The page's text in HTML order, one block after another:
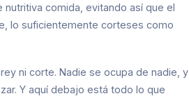
comida, evitando así que el
lo suficientemente corteses como
ni corte. Nadie se ocupa de nadie, y
Y aquí debajo está todo lo que